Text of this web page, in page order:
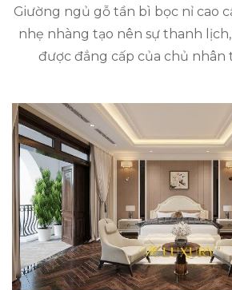
Giường ngủ gỗ tần bì bọc nỉ cao
nhẹ nhàng tạo nên sự thanh
được đẳng cấp của chủ nhân